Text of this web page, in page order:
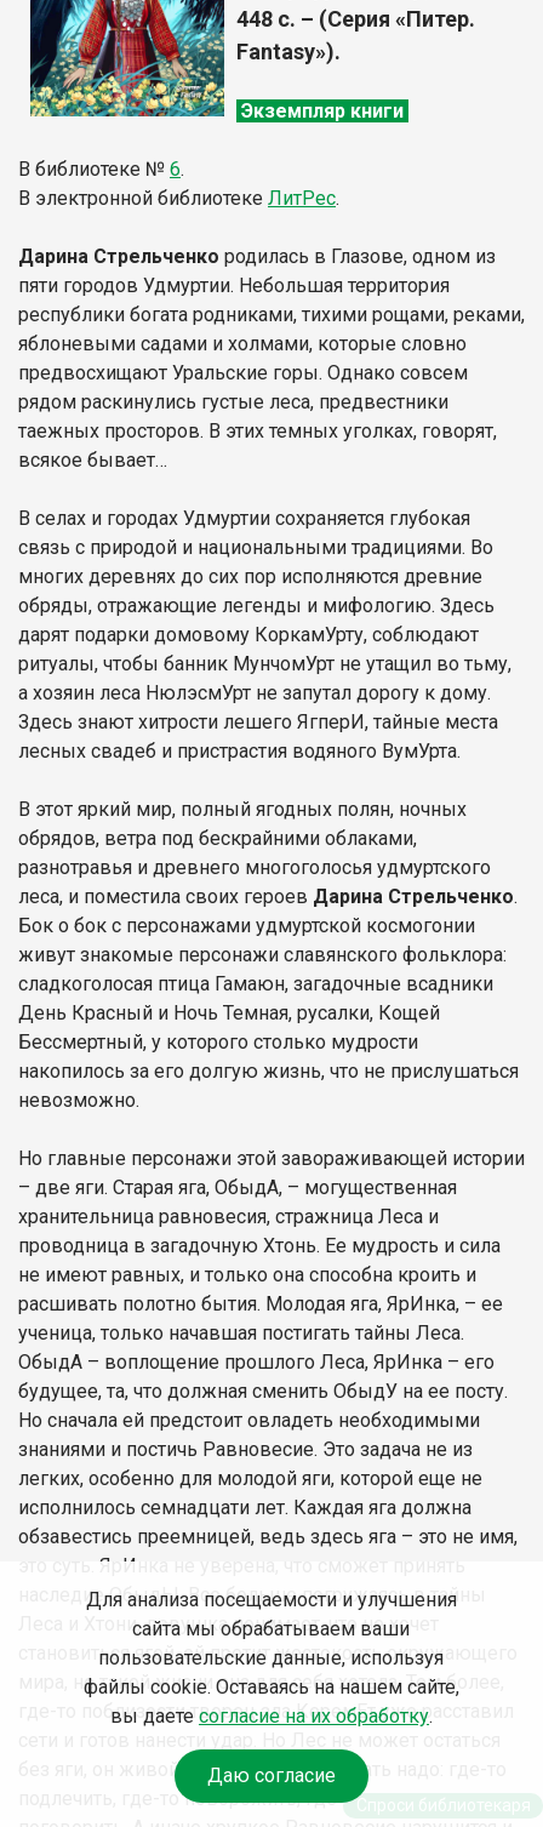
448 с. – (Серия «Питер.
Fantasy»).
Экземпляр книги
В библиотеке № 6.
В электронной библиотеке ЛитРес.
Дарина Стрельченко родилась в Глазове, одном из
пяти городов Удмуртии. Небольшая территория
республики богата родниками, тихими рощами, реками,
яблоневыми садами и холмами, которые словно
предвосхищают Уральские горы. Однако совсем
рядом раскинулись густые леса, предвестники
таежных просторов. В этих темных уголках, говорят,
всякое бывает…
В селах и городах Удмуртии сохраняется глубокая
связь с природой и национальными традициями. Во
многих деревнях до сих пор исполняются древние
обряды, отражающие легенды и мифологию. Здесь
дарят подарки домовому КоркамУрту, соблюдают
ритуалы, чтобы банник МунчомУрт не утащил во тьму,
а хозяин леса НюлэсмУрт не запутал дорогу к дому.
Здесь знают хитрости лешего ЯгперИ, тайные места
лесных свадеб и пристрастия водяного ВумУрта.
В этот яркий мир, полный ягодных полян, ночных
обрядов, ветра под бескрайними облаками,
разнотравья и древнего многоголосья удмуртского
леса, и поместила своих героев Дарина Стрельченко.
Бок о бок с персонажами удмуртской космогонии
живут знакомые персонажи славянского фольклора:
сладкоголосая птица Гамаюн, загадочные всадники
День Красный и Ночь Темная, русалки, Кощей
Бессмертный, у которого столько мудрости
накопилось за его долгую жизнь, что не прислушаться
невозможно.
Но главные персонажи этой завораживающей истории
– две яги. Старая яга, ОбыдА, – могущественная
хранительница равновесия, стражница Леса и
проводница в загадочную Хтонь. Ее мудрость и сила
не имеют равных, и только она способна кроить и
расшивать полотно бытия. Молодая яга, ЯрИнка, – ее
ученица, только начавшая постигать тайны Леса.
ОбыдА – воплощение прошлого Леса, ЯрИнка – его
будущее, та, что должная сменить ОбыдУ на ее посту.
Но сначала ей предстоит овладеть необходимыми
знаниями и постичь Равновесие. Это задача не из
легких, особенно для молодой яги, которой еще не
исполнилось семнадцати лет. Каждая яга должна
обзавестись преемницей, ведь здесь яга – это не имя,
это суть. ЯрИнка не уверена, что сможет принять
наследие ОбыдЫ. Все больше погружаясь в тайны
Леса и Хтони, девушка понимает, что не хочет
становиться ягой, ей претит жестокость окружающего
мира, не такой жизни она для себя хотела. Тем более,
где-то поблизости творец зла КеремЕт уже расставил
без яги, он живой, за ним присматривать надо: где-то
подлечить, где-то поворожить, где-то просто
Для анализа посещаемости и улучшения
сайта мы обрабатываем ваши
пользовательские данные, используя
файлы cookie. Оставаясь на нашем сайте,
вы даете согласие на их обработку.
Даю согласие
Спроси библиотекаря